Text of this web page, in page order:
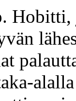
Hobitti,